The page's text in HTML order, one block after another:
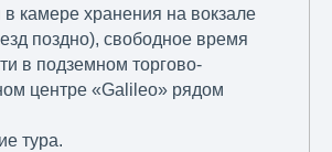
камере хранения на вокзале
поздно), свободное время
в подземном торгово-
центре «Galileo» рядом
тура.